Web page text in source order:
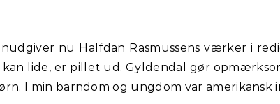
kan lide, er pillet ud. Gyldendal gør
I min barndom og ungdom var